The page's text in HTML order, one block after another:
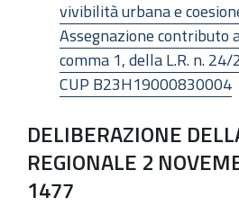
vivibilità urbana e
Assegnazione contributo
comma 1, della L.R. n. 24/
CUP B23H19000830004
DELIBERAZIONE
REGIONALE 2
1477